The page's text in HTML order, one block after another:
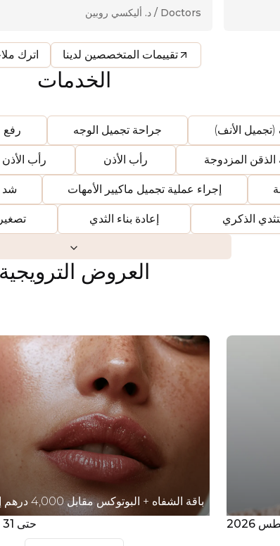
Doctors / د. أليكسي روبين
اترك تقييمات المتخصصين لدينا
الخدمات
رفع جراحة تجميل الوجه (تجميل الأنف)
رأب الأذن رأب الأذن المزدوجة
شد إجراء عملية تجميل ماكيير الأمهات
إعادة بناء الثدي الذكري
Expand services
العروض الترويجية
باقة الشفاه + البوتوكس مقابل 4,000 درهم إماراتي
حتى 31 أغسطس 2026